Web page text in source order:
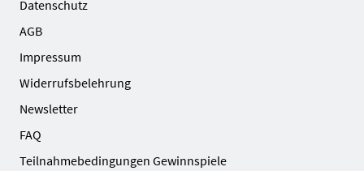
Datenschutz
AGB
Impressum
Widerrufsbelehrung
Newsletter
FAQ
Teilnahmebedingungen Gewinnspiele